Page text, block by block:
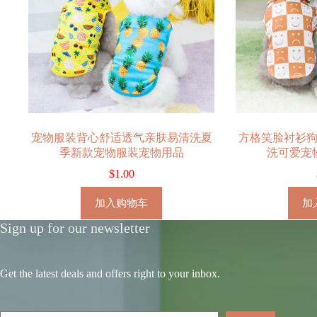
宠物服装背心舒适透气亲肤易清洗夏
季新款宠物服装宠物用品
$1.00
加入购物车
方格笑脸衬衫
洗可爱宠
加
Sign up for our newsletter
Get the latest deals and offers right to your inbox.